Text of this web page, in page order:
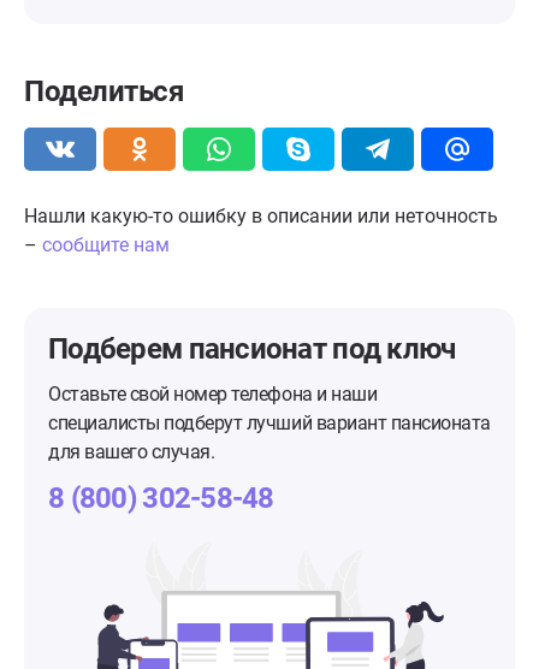
Поделиться
Нашли какую-то ошибку в описании или неточность
– сообщите нам
Подберем пансионатпод ключ
Оставьте свой номер телефона и наши
специалисты подберут лучший вариант пансионата
для вашего случая.
8 (800) 302-58-48